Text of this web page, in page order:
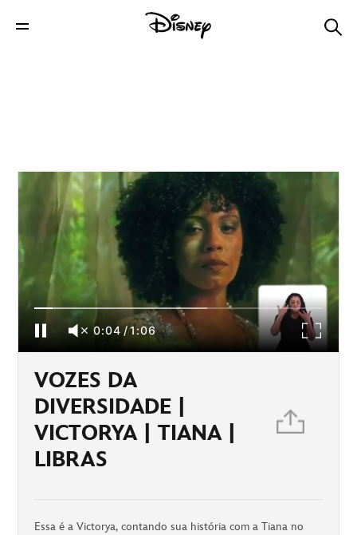
VOZES DA DIVERSIDADE | VICTORYA |
TIANA | LIBRAS
0:04/1:06
VOZES DA
DIVERSIDADE |
VICTORYA | TIANA |
LIBRAS
Essa é a Victorya, contando sua história com a Tiana no